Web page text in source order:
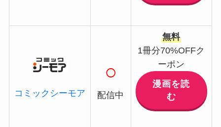
コミックシーモア
○
配信中
無料
1冊分70%OFFク
ーポン
漫画を読
む